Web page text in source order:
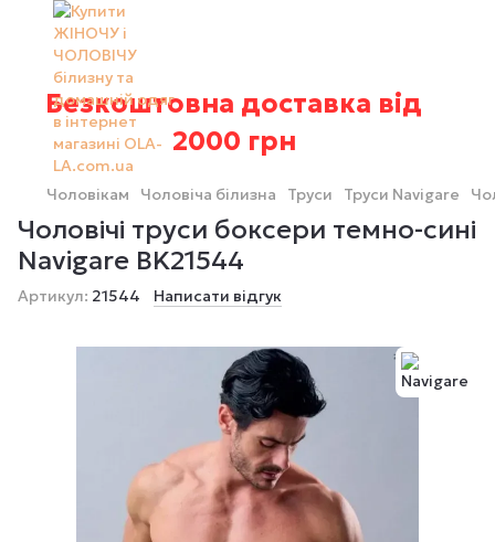
Безкоштовна доставка від
2000 грн
Чоловікам Чоловіча білизна Труси Труси Navigare
Чоловічі труси боксери темно-сині
Navigare BK21544
Артикул: 21544 Написати відгук